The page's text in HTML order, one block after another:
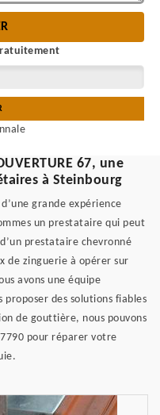
67, une
à Steinbourg
grande expérience
un prestataire qui peut
prestataire chevronné
de zinguerie à opérer sur
avons une équipe
des solutions fiables
de gouttière, nous pouvons
pour réparer votre